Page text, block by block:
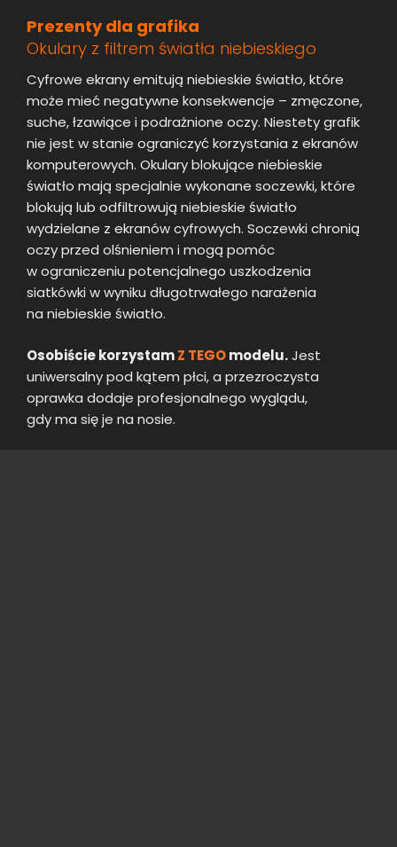
Prezenty dla grafika
Okulary z filtrem światła niebieskiego
Cyfrowe ekrany emitują niebieskie światło, które
może mieć negatywne konsekwencje – zmęczone,
suche, łzawiące i podrażnione oczy. Niestety grafik
nie jest w stanie ograniczyć korzystania z ekranów
komputerowych. Okulary blokujące niebieskie
światło mają specjalnie wykonane soczewki, które
blokują lub odfiltrowują niebieskie światło
wydzielane z ekranów cyfrowych. Soczewki chronią
oczy przed olśnieniem i mogą pomóc
w ograniczeniu potencjalnego uszkodzenia
siatkówki w wyniku długotrwałego narażenia
na niebieskie światło.
Osobiście korzystamZ TEGOmodelu.Jest
uniwersalny pod kątem płci, a przezroczysta
oprawka dodaje profesjonalnego wyglądu,
gdy ma się je na nosie.